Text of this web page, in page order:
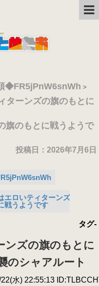
◆FR5jPnW6snWh >
ターンズの旗のもとに
旗のもとに戦うようで
投稿日：2026年7月6日
エロいティターンズ
戦うようです
タグ-
ンズの旗のもとに
のシャアルート
22(水) 22:55:13